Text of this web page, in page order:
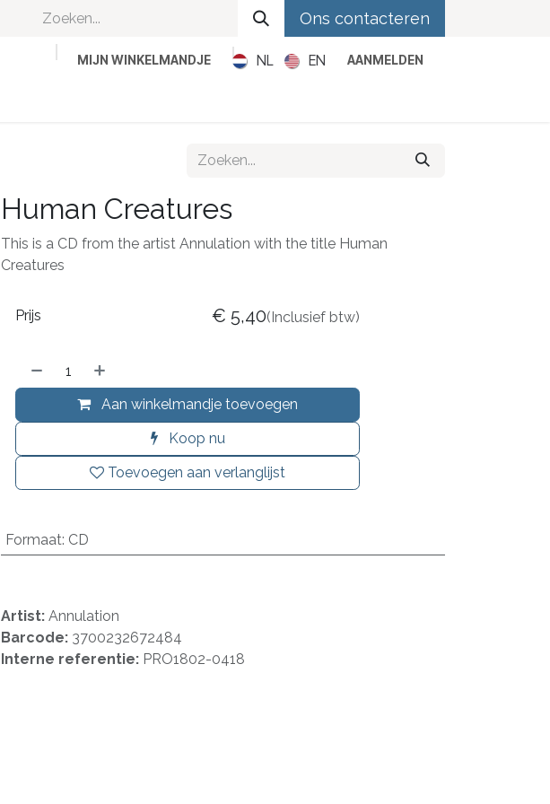
Ons contacteren
MIJN WINKELMANDJE NL EN AANMELDEN
Human Creatures
This is a CD from the artist Annulation with the title Human
Creatures
Aan winkelmandje toevoegen
Koop nu
Toevoegen aan verlanglijst
Prijs € 5,40(Inclusief btw)
Formaat: CD
Artist: Annulation
Barcode: 3700232672484
Interne referentie: PRO1802-0418